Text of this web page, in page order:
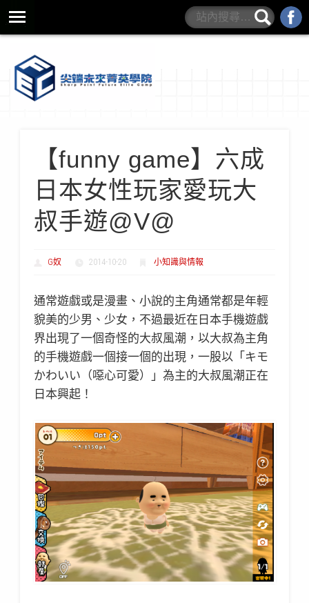
【funny game】六成
日本女性玩家愛玩大
叔手遊@V@
G奴 2014-10-20 小知識與情報
通常遊戲或是漫畫、小說的主角通常都是年輕
貌美的少男、少女，不過最近在日本手機遊戲
界出現了一個奇怪的大叔風潮，以大叔為主角
的手機遊戲一個接一個的出現，一股以「キモ
かわいい（噁心可愛）」為主的大叔風潮正在
日本興起！